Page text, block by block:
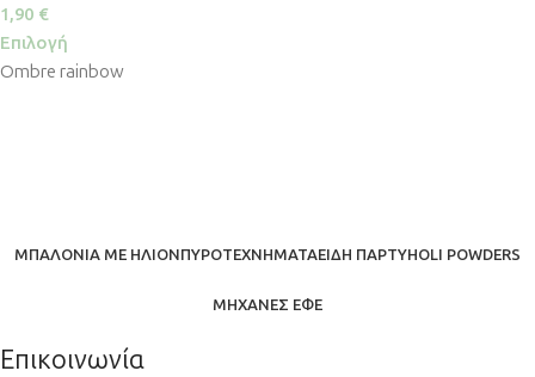
1,90 €
Επιλογή
Ombre rainbow
ΜΠΑΛΌΝΙΑ ΜΕ ΉΛΙΟΝΠΥΡΟΤΕΧΝΉΜΑΤΑΕΊΔΗ ΠΆΡΤΥHOLI POWDERS
ΜΗΧΑΝΈΣ ΕΦΈ
Επικοινωνία